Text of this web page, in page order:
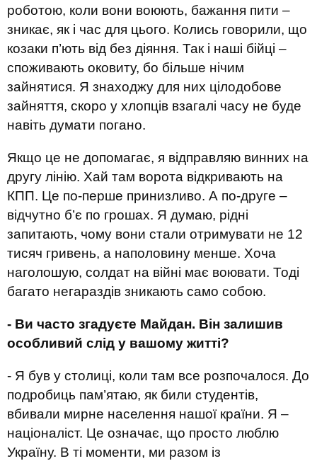
роботою, коли вони воюють, бажання пити –
зникає, як і час для цього. Колись говорили, що
козаки п’ють від без діяння. Так і наші бійці –
споживають оковиту, бо більше нічим
зайнятися. Я знаходжу для них цілодобове
зайняття, скоро у хлопців взагалі часу не буде
навіть думати погано.
Якщо це не допомагає, я відправляю винних на
другу лінію. Хай там ворота відкривають на
КПП. Це по-перше принизливо. А по-друге –
відчутно б’є по грошах. Я думаю, рідні
запитають, чому вони стали отримувати не 12
тисяч гривень, а наполовину менше. Хоча
наголошую, солдат на війні має воювати. Тоді
багато негараздів зникають само собою.
- Ви часто згадуєте Майдан. Він залишив
особливий слід у вашому житті?
- Я був у столиці, коли там все розпочалося. До
подробиць пам’ятаю, як били студентів,
вбивали мирне населення нашої країни. Я –
націоналіст. Це означає, що просто люблю
Україну. В ті моменти, ми разом із